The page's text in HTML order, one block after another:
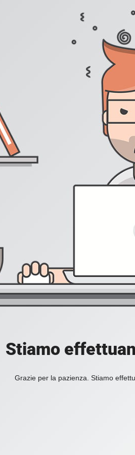
Stiamo
Grazie per la pazienza. Stiamo